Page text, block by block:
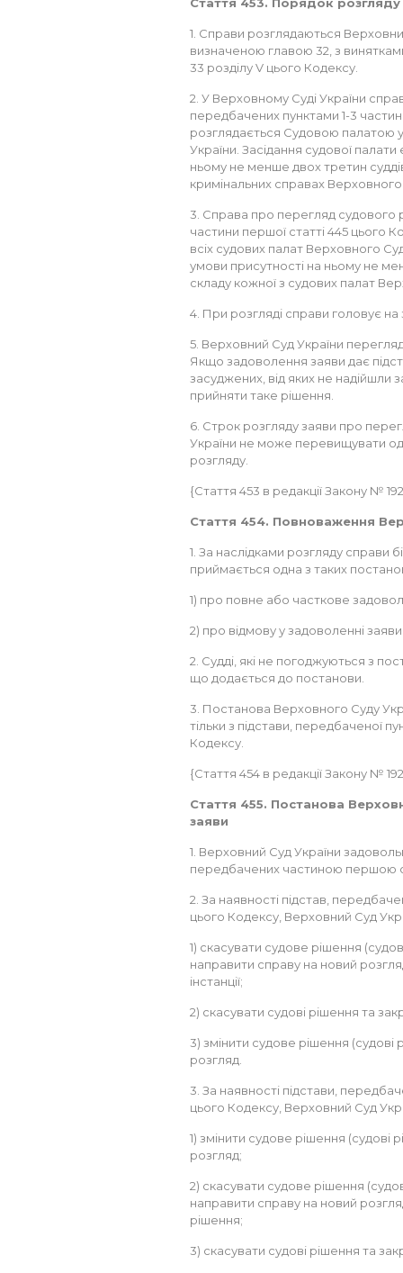
1. Справи розглядаються
визначеною главою 32, з
33 розділу V цього Кодексу.
2. У Верховному Суді України
передбачених пунктами 1-3
розглядається Судовою палатою
України. Засідання судової
ньому не менше двох третин
кримінальних справах Верховного
3. Справа про перегляд судового
частини першої статті 445 цього
всіх судових палат Верховного
умови присутності на ньому не
складу кожної з судових палат
4. При розгляді справи головує на
5. Верховний Суд України
Якщо задоволення заяви дає
засуджених, від яких не надійшли
прийняти таке рішення.
6. Строк розгляду заяви про
України не може перевищувати
розгляду.
{Стаття 453 в редакції Закону №
Стаття 454. Повноваження
1. За наслідками розгляду справи
приймається одна з таких
1) про повне або часткове
2) про відмову у задоволенні
2. Судді, які не погоджуються з
що додається до постанови.
3. Постанова Верховного Суду
тільки з підстави, передбаченої
Кодексу.
{Стаття 454 в редакції Закону №
Стаття 455. Постанова
заяви
1. Верховний Суд України
передбачених частиною першою
2. За наявності підстав,
цього Кодексу, Верховний Суд
1) скасувати судове рішення
направити справу на новий
інстанції;
2) скасувати судові рішення та
3) змінити судове рішення
розгляд.
3. За наявності підстави,
цього Кодексу, Верховний Суд
1) змінити судове рішення
розгляд;
2) скасувати судове рішення
направити справу на новий
рішення;
3) скасувати судові рішення та